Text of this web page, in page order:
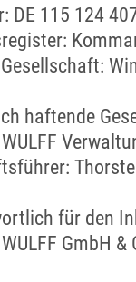
DE 115 124
haftende
für den
GmbH &